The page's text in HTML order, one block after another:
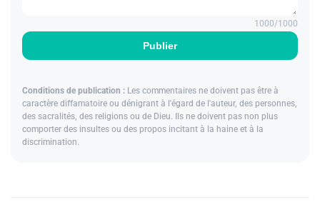
Publier
1000/1000
Conditions de publication : Les commentaires ne doivent pas être à
caractère diffamatoire ou dénigrant à l'égard de l'auteur, des personnes,
des sacralités, des religions ou de Dieu. Ils ne doivent pas non plus
comporter des insultes ou des propos incitant à la haine et à la
discrimination.